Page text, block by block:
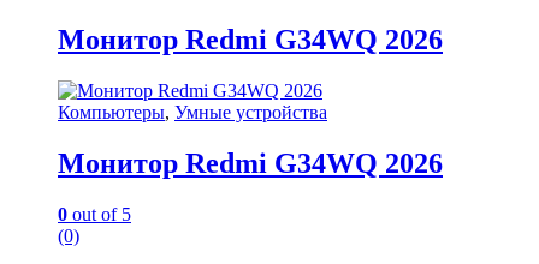
Монитор Redmi G34WQ 2026
Компьютеры, Умные устройства
Монитор Redmi G34WQ 2026
0 out of 5
(0)